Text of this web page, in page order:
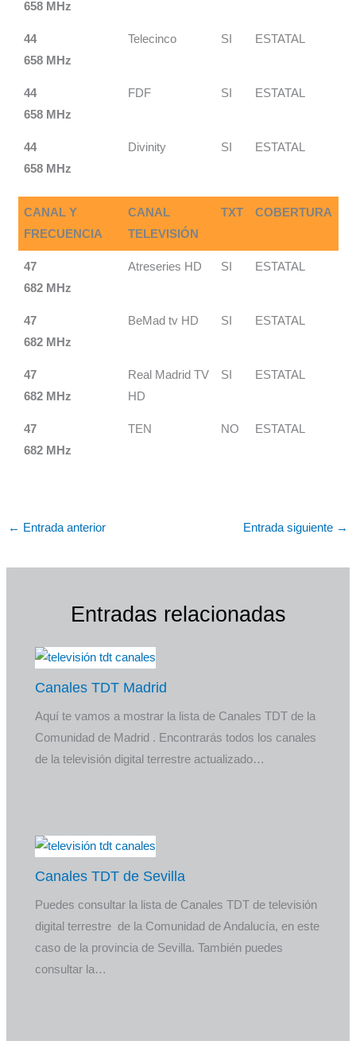
658 MHz
44
658 MHz
Telecinco SI ESTATAL
44
658 MHz
FDF SI ESTATAL
44
658 MHz
Divinity SI ESTATAL
CANAL Y
FRECUENCIA
CANAL
TELEVISIÓN
TXT COBERTURA
47
682 MHz
Atreseries HD SI ESTATAL
47
682 MHz
BeMad tv HD SI ESTATAL
47
682 MHz
Real Madrid TV
HD
SI ESTATAL
47
682 MHz
TEN NO ESTATAL
← Entrada anterior Entrada siguiente →
Entradas relacionadas
Canales TDT Madrid
Aquí te vamos a mostrar la lista de Canales TDT de la
Comunidad de Madrid . Encontrarás todos los canales
de la televisión digital terrestre actualizado…
Canales TDT de Sevilla
Puedes consultar la lista de Canales TDT de televisión
digital terrestre de la Comunidad de Andalucía, en este
caso de la provincia de Sevilla. También puedes
consultar la…